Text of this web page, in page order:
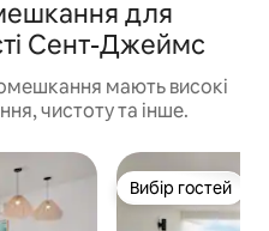
для
Сент-Джеймс
мають високі
чистоту та інше.
Вибір гостей
Вибір гостей